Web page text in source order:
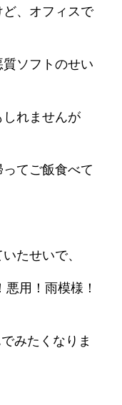
、オフィスで
ソフトのせい
れませんが
てご飯食べて
たせいで、
用！雨模様！
みたくなりま